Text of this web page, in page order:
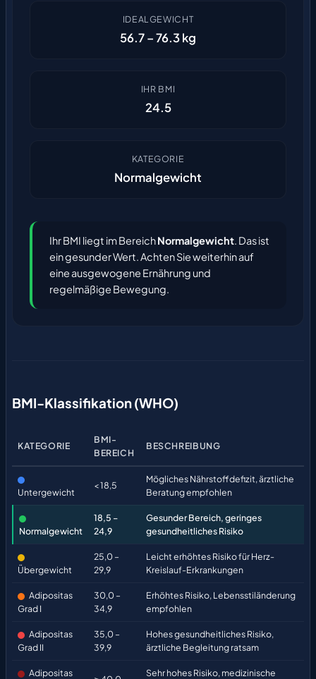
IDEALGEWICHT
56.7 – 76.3 kg
IHR BMI
24.5
KATEGORIE
Normalgewicht
Ihr BMI liegt im BereichNormalgewicht. Das ist
ein gesunder Wert. Achten Sie weiterhin auf
eine ausgewogene Ernährung und
regelmäßige Bewegung.
BMI-Klassifikation (WHO)
KATEGORIE
BMI-
BEREICH
BESCHREIBUNG
Untergewicht
< 18,5
Mögliches Nährstoffdefizit, ärztliche
Beratung empfohlen
Normalgewicht
18,5 –
24,9
Gesunder Bereich, geringes
gesundheitliches Risiko
Übergewicht
25,0 –
29,9
Leicht erhöhtes Risiko für Herz-
Kreislauf-Erkrankungen
Adipositas
Grad I
30,0 –
34,9
Erhöhtes Risiko, Lebensstiländerung
empfohlen
Adipositas
Grad II
35,0 –
39,9
Hohes gesundheitliches Risiko,
ärztliche Begleitung ratsam
Adipositas
Sehr hohes Risiko, medizinische